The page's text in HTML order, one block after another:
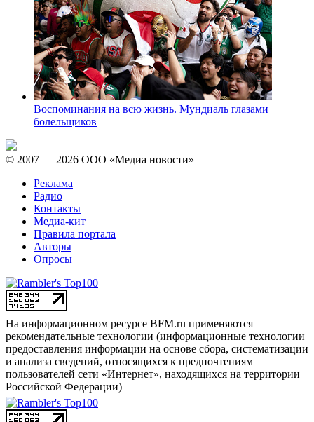
Воспоминания на всю жизнь. Мундиаль глазами
болельщиков
© 2007 — 2026 ООО «Медиа новости»
Реклама
Радио
Контакты
Медиа-кит
Правила портала
Авторы
Опросы
На информационном ресурсе BFM.ru применяются
рекомендательные технологии (информационные технологии
предоставления информации на основе сбора, систематизации
и анализа сведений, относящихся к предпочтениям
пользователей сети «Интернет», находящихся на территории
Российской Федерации)